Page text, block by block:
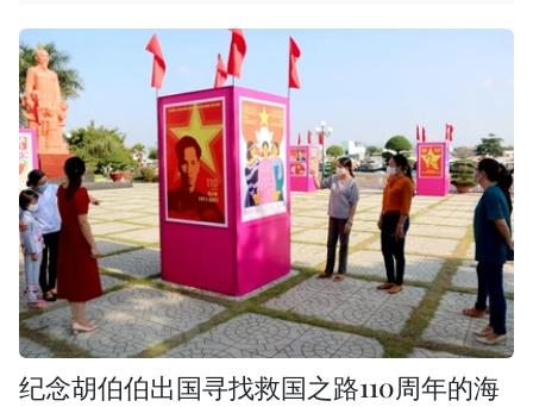
纪念胡伯伯出国寻找救国之路110周年的海